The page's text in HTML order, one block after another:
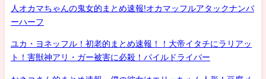
人オカマちゃんの鬼女的まとめ速報!オカマッフルアタックナンバ
ーハーフ
ユカ・ヨネッフル！初老的まとめ速報！！大帝イタチにラリアッ
ト！害獣神アリ・ガー被害に必殺！パイルドライバー